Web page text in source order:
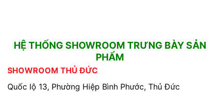
HỆ THỐNG SHOWROOM TRƯNG BÀY SẢN
PHẨM
SHOWROOM THỦ ĐỨC
Quốc lộ 13, Phường Hiệp Bình Phước, Thủ Đức